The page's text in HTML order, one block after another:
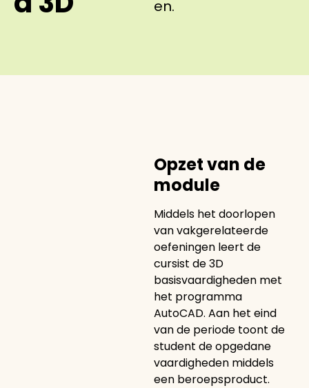
en.
Opzet van de
module
Middels het doorlopen
van vakgerelateerde
oefeningen leert de
cursist de 3D
basisvaardigheden met
het programma
AutoCAD. Aan het eind
van de periode toont de
student de opgedane
vaardigheden middels
een beroepsproduct.